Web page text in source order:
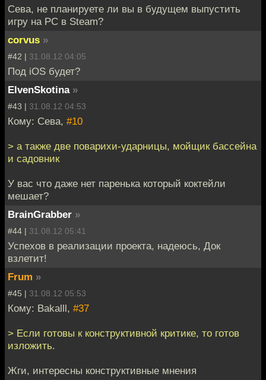
Сева, не планируете ли вы в будущем выпустить
игру на PC в Steam?
corvus »
#42 | 31.08.12 04:05
Под iOS будет?
ElvenSkotina »
#43 | 31.08.12 04:53
Кому: Сева, #10
> а также две поварихи-ударницы, мойщик бассейна
и садовник
У вас что даже нет паренька который коктейли
мешает?
BrainGrabber »
#44 | 31.08.12 05:41
Успехов в реализации проекта, надеюсь, Док
взлетит!
Frum »
#45 | 31.08.12 05:53
Кому: Bakalll, #37
> Если готовы к конструктивной критике, то готов
изложить.
Жги, интересны конструктивные мнения